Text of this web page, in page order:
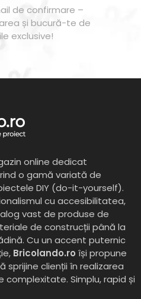
de confirmare –
și bucură-te de
exclusive!
online dedicat
o gamă variată de
DIY (do-it-yourself).
cu accesibilitatea,
vast de produse de
de construcții până la
Cu un accent puternic
Bricolando.ro își propune
sprijine clienții în realizarea
Simplu, rapid și